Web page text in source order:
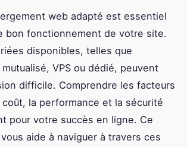
web adapté est essentiel
bon fonctionnement de votre site.
disponibles, telles que
mutualisé, VPS ou dédié, peuvent
difficile. Comprendre les facteurs
la performance et la sécurité
pour votre succès en ligne. Ce
aide à naviguer à travers ces